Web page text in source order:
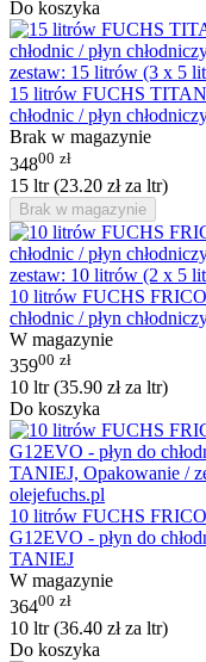
Do koszyka
15 litrów FUCHS
chłodnic / płyn
Brak w magazynie
34800 zł
15 ltr (23.20 złza ltr)
Brak w magazynie
10 litrów FUCHS
chłodnic / płyn
W magazynie
35900 zł
10 ltr (35.90 złza ltr)
Do koszyka
10 litrów FUCHS
G12EVO - płyn do
TANIEJ
W magazynie
36400 zł
10 ltr (36.40 złza ltr)
Do koszyka